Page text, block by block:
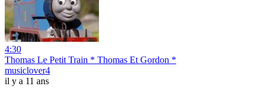
4:30
Thomas Le Petit Train * Thomas Et Gordon *
musiclover4
il y a 11 ans